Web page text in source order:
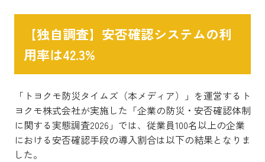
【独自調査】安否確認システムの利
用率は42.3%
「トヨクモ防災タイムズ（本メディア）」を運営するト
ヨクモ株式会社が実施した「企業の防災・安否確認体制
に関する実態調査2026」では、従業員100名以上の企業
における安否確認手段の導入割合は以下の結果となりま
した。